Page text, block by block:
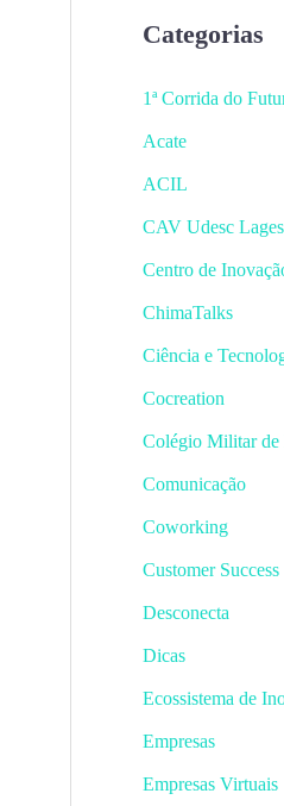
Categorias
1ª Corrida do
Acate
ACIL
CAV Udesc Lages
Centro de
ChimaTalks
Ciência e
Cocreation
Colégio Militar de
Comunicação
Coworking
Customer Success
Desconecta
Dicas
Ecossistema de
Empresas
Empresas Virtuais